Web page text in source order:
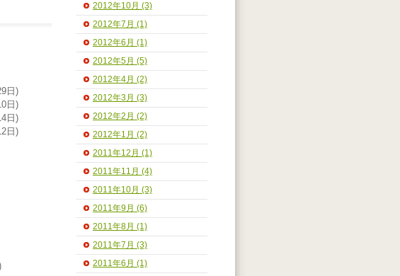
日)
日)
日)
日)
2012年10月 (3)
2012年7月 (1)
2012年6月 (1)
2012年5月 (5)
2012年4月 (2)
2012年3月 (3)
2012年2月 (2)
2012年1月 (2)
2011年12月 (1)
2011年11月 (4)
2011年10月 (3)
2011年9月 (6)
2011年8月 (1)
2011年7月 (3)
2011年6月 (1)